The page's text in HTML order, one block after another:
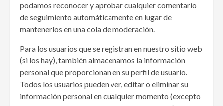
podamos reconocer y aprobar cualquier comentario
de seguimiento automáticamente en lugar de
mantenerlos en una cola de moderación.
Para los usuarios que se registran en nuestro sitio web
(si los hay), también almacenamos la información
personal que proporcionan en su perfil de usuario.
Todos los usuarios pueden ver, editar o eliminar su
información personal en cualquier momento (excepto